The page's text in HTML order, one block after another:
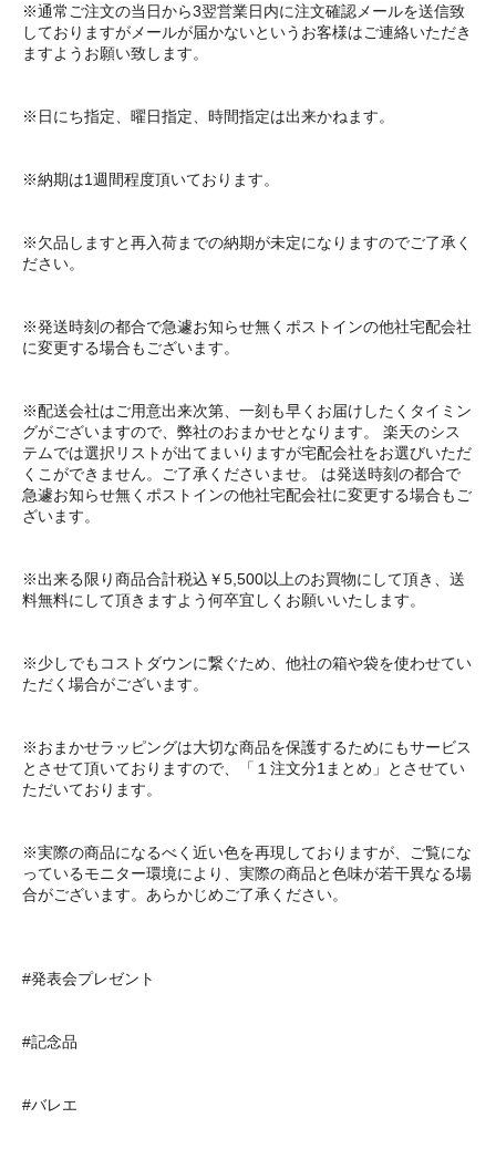
※通常ご注文の当日から3翌営業日内に注文確認メールを送信致
しておりますがメールが届かないというお客様はご連絡いただき
ますようお願い致します。
※日にち指定、曜日指定、時間指定は出来かねます。
※納期は1週間程度頂いております。
※欠品しますと再入荷までの納期が未定になりますのでご了承く
ださい。
※発送時刻の都合で急遽お知らせ無くポストインの他社宅配会社
に変更する場合もございます。
※配送会社はご用意出来次第、一刻も早くお届けしたくタイミン
グがございますので、弊社のおまかせとなります。 楽天のシス
テムでは選択リストが出てまいりますが宅配会社をお選びいただ
くこができません。ご了承くださいませ。 は発送時刻の都合で
急遽お知らせ無くポストインの他社宅配会社に変更する場合もご
ざいます。
※出来る限り商品合計税込￥5,500以上のお買物にして頂き、送
料無料にして頂きますよう何卒宜しくお願いいたします。
※少しでもコストダウンに繋ぐため、他社の箱や袋を使わせてい
ただく場合がございます。
※おまかせラッピングは大切な商品を保護するためにもサービス
とさせて頂いておりますので、「１注文分1まとめ」とさせてい
ただいております。
※実際の商品になるべく近い色を再現しておりますが、ご覧にな
っているモニター環境により、実際の商品と色味が若干異なる場
合がございます。あらかじめご了承ください。
#発表会プレゼント
#記念品
#バレエ